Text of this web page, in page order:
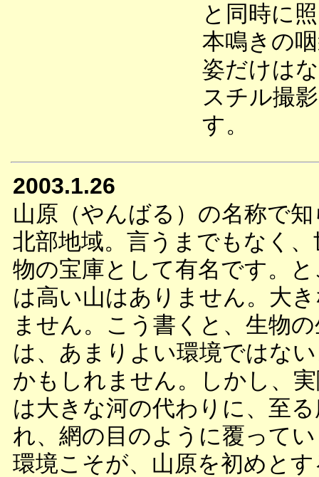
と同時に
本鳴きの
姿だけは
スチル撮
す。
2003.1.26
山原（やんばる）の名称で
北部地域。言うまでもなく
物の宝庫として有名です。
は高い山はありません。大
ません。こう書くと、生物
は、あまりよい環境ではな
かもしれません。しかし、
は大きな河の代わりに、至
れ、網の目のように覆って
環境こそが、山原を初めと